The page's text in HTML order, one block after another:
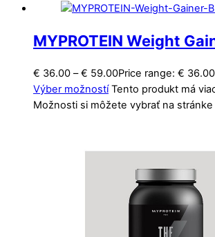
MYPROTEIN Weight
€ 36.00 – € 59.00Price range: €
Výber možností Tento produkt má
Možnosti si môžete vybrať na stránke